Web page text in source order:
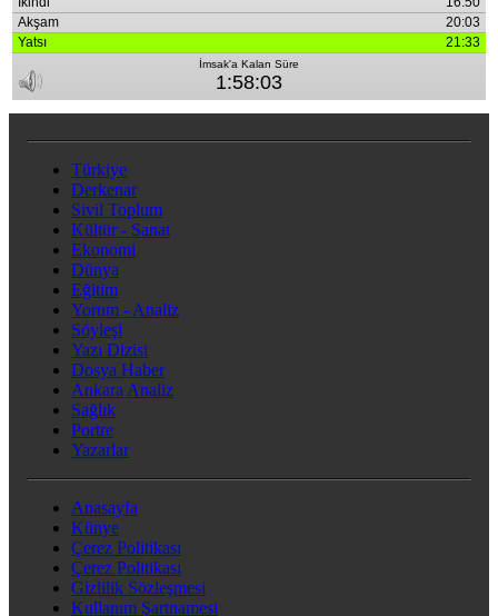
Türkiye
Derkenar
Sivil Toplum
Kültür - Sanat
Ekonomi
Dünya
Eğitim
Yorum - Analiz
Söyleşi
Yazı Dizisi
Dosya Haber
Ankara Analiz
Sağlık
Portre
Yazarlar
Anasayfa
Künye
Çerez Politikası
Çerez Politikası
Gizlilik Sözleşmesi
Kullanım Şartnamesi